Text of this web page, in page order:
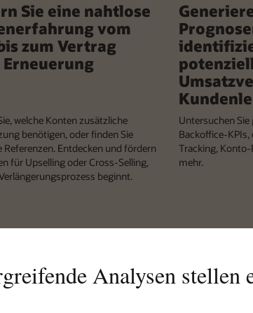
Sie eine nahtlose
vom
zum Vertrag
welche Konten zusätzliche
benötigen, oder finden Sie
Referenzen. Entdecken und fördern
für Upselling oder Cross-Selling,
beginnt.
Untersuchen
Backoffice-
Tracking, Konto-
mehr.
Analysen stellen